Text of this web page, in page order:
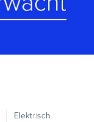
Elektrisch